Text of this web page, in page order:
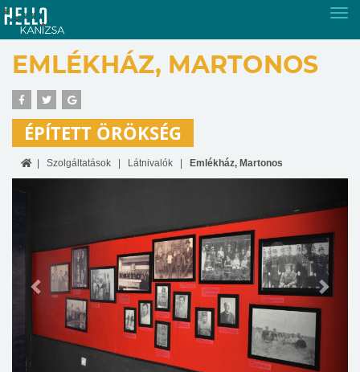
EMLÉKHÁZ, MARTONOS
ÉPÍTETT ÖRÖKSÉG
Szolgáltatások Látnivalók Emlékház, Martonos